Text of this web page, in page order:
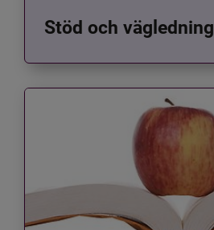
Stöd och vägledning